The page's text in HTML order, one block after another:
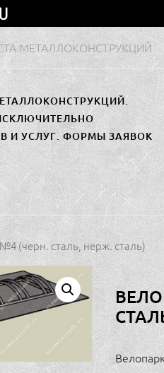
МЕТАЛЛОКОНСТРУКЦИЙ
И УСЛУГ. ФОРМЫ ЗАЯВОК
(черн. сталь, нерж. сталь)